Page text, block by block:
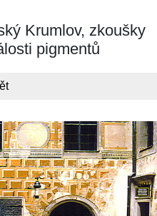
Krumlov, zkoušky
pigmentů